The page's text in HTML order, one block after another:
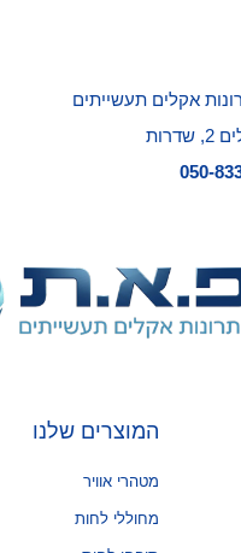
אקלים תעשייתים
050-
המוצרים שלנו
מטהרי אוויר
מחוללי לחות